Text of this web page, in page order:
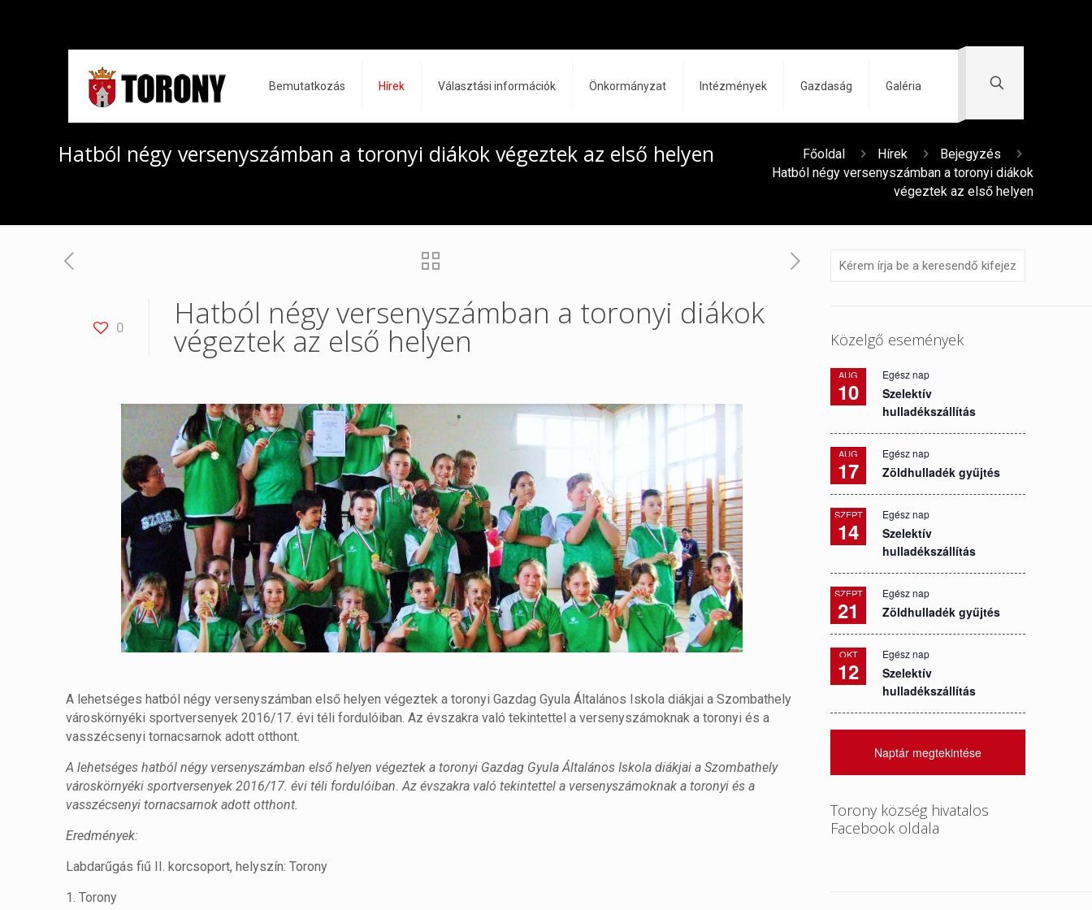
Bemutatkozás Hírek Választási információk Önkormányzat Intézmények Gazdaság Galéria
Hatból négy versenyszámban a toronyi diákok végeztek az első helyen Főoldal Hírek
Bejegyzés
Hatból négy versenyszámban a toronyi diákok
végeztek az első helyen
0 Hatból négy versenyszámban a toronyi diákok
végeztek az első helyen
A lehetséges hatból négy versenyszámban első helyen végeztek a toronyi Gazdag Gyula Általános Iskola diákjai a Szombathely
városkörnyéki sportversenyek 2016/17. évi téli fordulóiban. Az évszakra való tekintettel a versenyszámoknak a toronyi és a
vasszécsenyi tornacsarnok adott otthont.
A lehetséges hatból négy versenyszámban első helyen végeztek a toronyi Gazdag Gyula Általános Iskola diákjai a Szombathely
városkörnyéki sportversenyek 2016/17. évi téli fordulóiban. Az évszakra való tekintettel a versenyszámoknak a toronyi és a
vasszécsenyi tornacsarnok adott otthont.
Eredmények:
Labdarűgás fiű II. korcsoport, helyszín: Torony
1. Torony
Közelgő események
AUG
10
Egész nap
Szelektív
hulladékszállítás
AUG
17
Egész nap
Zöldhulladék gyűjtés
SZEPT
14
Egész nap
Szelektív
hulladékszállítás
SZEPT
21
Egész nap
Zöldhulladék gyűjtés
OKT
12
Egész nap
Szelektív
hulladékszállítás
Naptár megtekintése
Torony község hivatalos
Facebook oldala